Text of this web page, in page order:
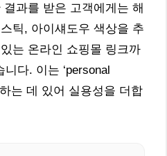
과를 받은 고객에게는 해
틱, 아이섀도우 색상을 추
는 온라인 쇼핑몰 링크까
다. 이는 ‘personal
는 데 있어 실용성을 더합